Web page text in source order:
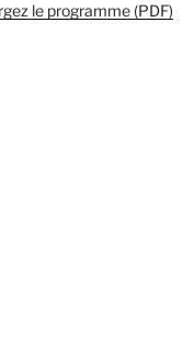
le programme (PDF)